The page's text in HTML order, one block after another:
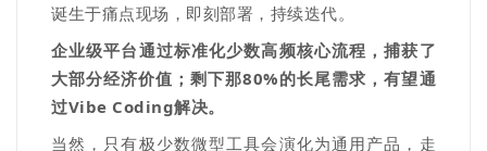
诞生于痛点现场，即刻部署，持续迭代。
企业级平台通过标准化少数高频核心流程，捕获了
大部分经济价值；剩下那80%的长尾需求，有望通
过Vibe Coding解决。
当然，只有极少数微型工具会演化为通用产品，走